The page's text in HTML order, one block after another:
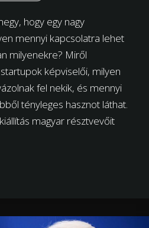
hogy egy nagy
mennyi kapcsolatra lehet
milyenekre? Miről
képviselői, milyen
fel nekik, és mennyi
tényleges hasznot láthat.
magyar résztvevőit